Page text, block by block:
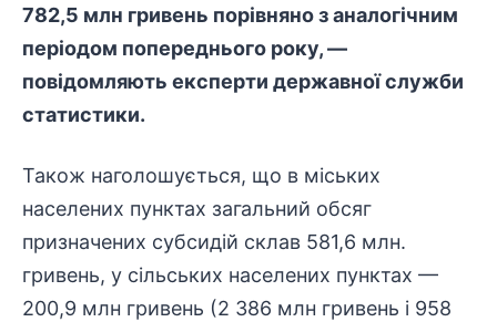
782,5 млн гривень порівняно з аналогічним
періодом попереднього року, —
повідомляють експерти державної служби
статистики.
Також наголошується, що в міських
населених пунктах загальний обсяг
призначених субсидій склав 581,6 млн.
гривень, у сільських населених пунктах —
200,9 млн гривень (2 386 млн гривень і 958